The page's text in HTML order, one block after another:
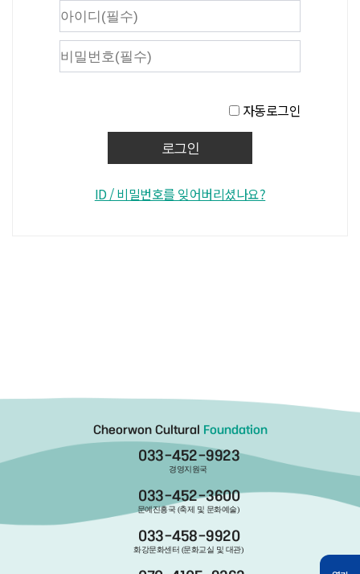
자동로그인
ID / 비밀번호를 잊어버리셨나요?
Cheorwon Cultural Foundation
033-452-9923
경영지원국
033-452-3600
문예진흥국 (축제 및 문화예술)
033-458-9920
화강문화센터 (문화교실 및 대관)